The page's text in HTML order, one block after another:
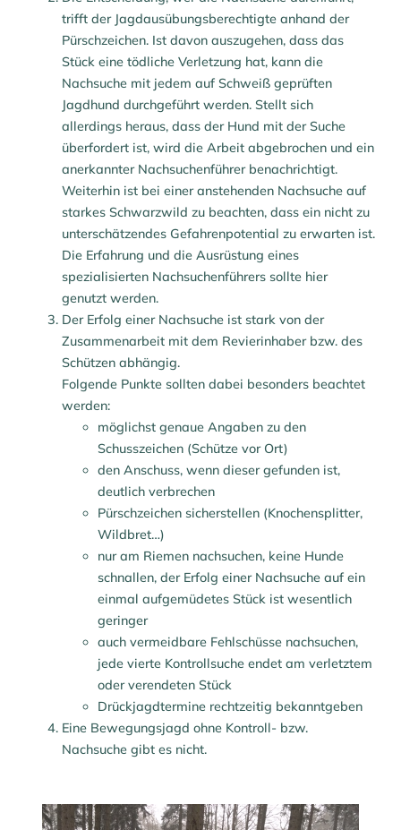
trifft der Jagdausübungsberechtigte anhand der
Pürschzeichen. Ist davon auszugehen, dass das
Stück eine tödliche Verletzung hat, kann die
Nachsuche mit jedem auf Schweiß geprüften
Jagdhund durchgeführt werden. Stellt sich
allerdings heraus, dass der Hund mit der Suche
überfordert ist, wird die Arbeit abgebrochen und ein
anerkannter Nachsuchenführer benachrichtigt.
Weiterhin ist bei einer anstehenden Nachsuche auf
starkes Schwarzwild zu beachten, dass ein nicht zu
unterschätzendes Gefahrenpotential zu erwarten ist.
Die Erfahrung und die Ausrüstung eines
spezialisierten Nachsuchenführers sollte hier
genutzt werden.
Der Erfolg einer Nachsuche ist stark von der
Zusammenarbeit mit dem Revierinhaber bzw. des
Schützen abhängig.
Folgende Punkte sollten dabei besonders beachtet
werden:
möglichst genaue Angaben zu den
Schusszeichen (Schütze vor Ort)
den Anschuss, wenn dieser gefunden ist,
deutlich verbrechen
Pürschzeichen sicherstellen (Knochensplitter,
Wildbret…)
nur am Riemen nachsuchen, keine Hunde
schnallen, der Erfolg einer Nachsuche auf ein
einmal aufgemüdetes Stück ist wesentlich
geringer
auch vermeidbare Fehlschüsse nachsuchen,
jede vierte Kontrollsuche endet am verletztem
oder verendeten Stück
Drückjagdtermine rechtzeitig bekanntgeben
Eine Bewegungsjagd ohne Kontroll- bzw.
Nachsuche gibt es nicht.